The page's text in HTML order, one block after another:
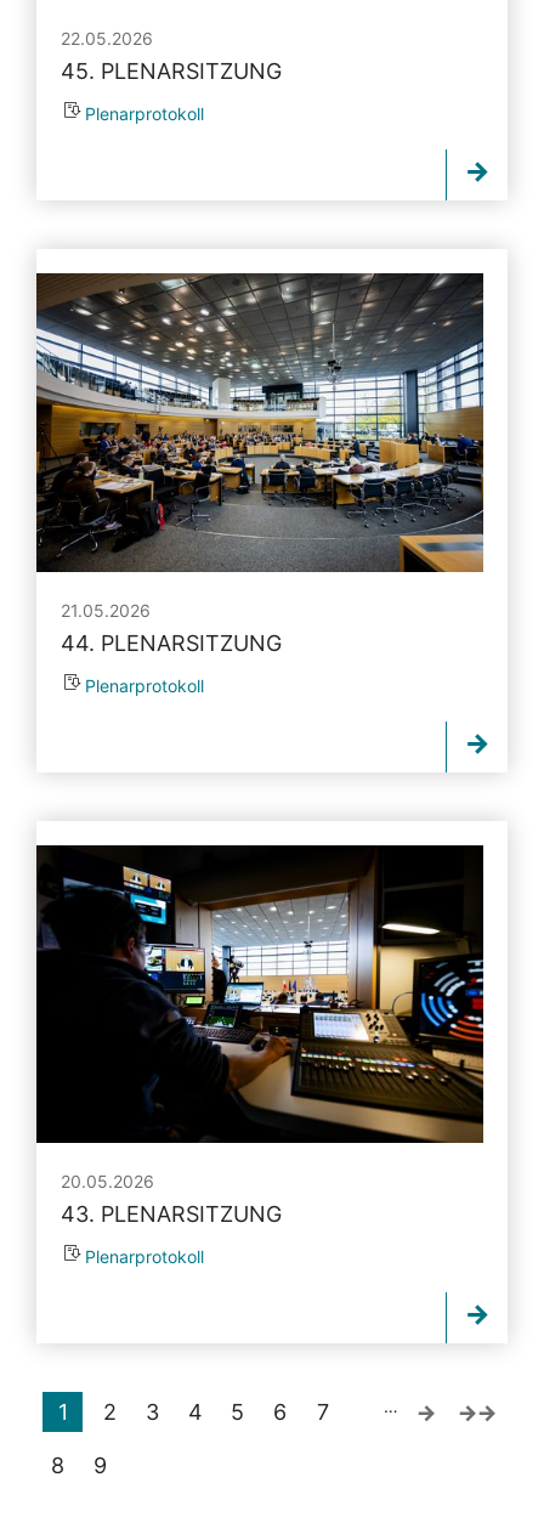
22.05.2026
45. PLENARSITZUNG
Plenarprotokoll
21.05.2026
44. PLENARSITZUNG
Plenarprotokoll
20.05.2026
43. PLENARSITZUNG
Plenarprotokoll
1 2 3 4 5 6 7
8 9
…